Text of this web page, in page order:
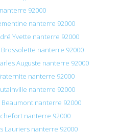
92000
nanterre 92000
Yvette nanterre 92000
nanterre 92000
Auguste nanterre 92000
nanterre 92000
nanterre 92000
nanterre 92000
nanterre 92000
Lauriers nanterre 92000